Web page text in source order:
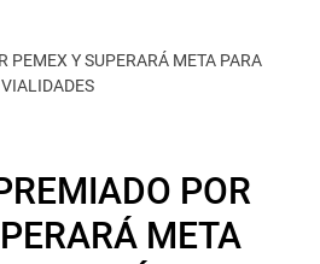
PEMEX Y SUPERARÁ META PARA
POR
META